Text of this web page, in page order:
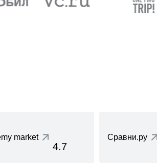
market
4.7
Сравни.ру